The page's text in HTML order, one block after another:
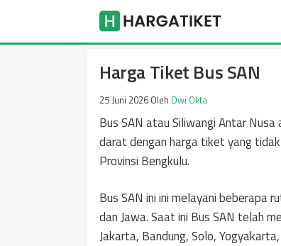
isi
Harga Tiket Bus SAN
25 Juni 2026 Oleh Dwi Okta
Bus SAN atau Siliwangi Antar
darat dengan harga tiket yang
Provinsi Bengkulu.
Bus SAN ini ini melayani beberapa
dan Jawa. Saat ini Bus SAN telah
Jakarta, Bandung, Solo,